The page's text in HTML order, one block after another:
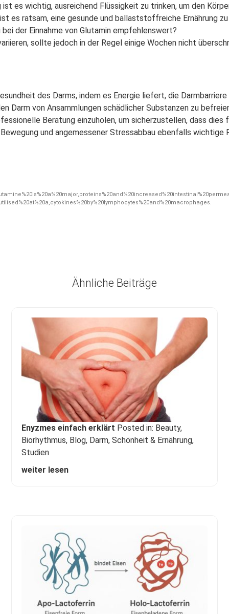
ist es wichtig, ausreichend Flüssigkeit zu trinken, um den
es ratsam, eine gesunde und ballaststoffreiche Ernährung
der Einnahme von Glutamin empfehlenswert?
sollte jedoch in der Regel einige Wochen nicht
des Darms, indem es Energie liefert, die
Darm von Ansammlungen schädlicher Substanzen zu
Beratung einzuholen, um sicherzustellen, dass
Bewegung und angemessener Stressabbau ebenfalls
Ähnliche Beiträge
Enyzmes einfach erklärt Posted in: Beauty,
Biorhythmus, Blog, Darm, Schönheit & Ernährung,
Studien
weiter lesen